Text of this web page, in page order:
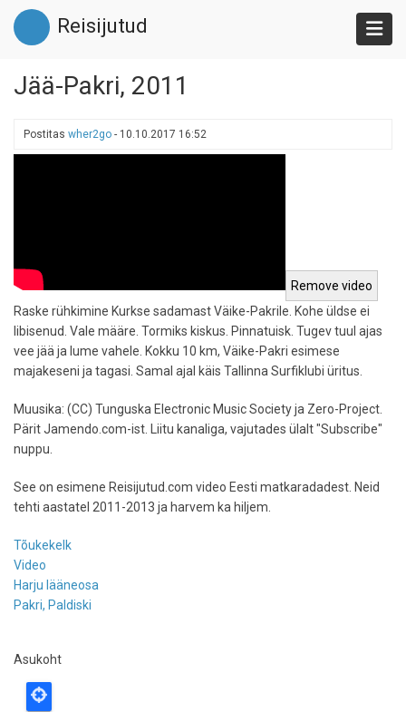
Liigu
edasi
põhisisu
Reisijutud
Jää-Pakri, 2011
Postitas wher2go - 10.10.2017 16:52
Raske rühkimine Kurkse sadamast Väike-Pakrile. Kohe üldse ei
libisenud. Vale määre. Tormiks kiskus. Pinnatuisk. Tugev tuul ajas
vee jää ja lume vahele. Kokku 10 km, Väike-Pakri esimese
majakeseni ja tagasi. Samal ajal käis Tallinna Surfiklubi üritus.
Muusika: (CC) Tunguska Electronic Music Society ja Zero-Project.
Pärit Jamendo.com-ist. Liitu kanaliga, vajutades ülalt "Subscribe"
nuppu.
See on esimene Reisijutud.com video Eesti matkaradadest. Neid
tehti aastatel 2011-2013 ja harvem ka hiljem.
Tõukekelk
Video
Harju lääneosa
Pakri, Paldiski
Asukoht